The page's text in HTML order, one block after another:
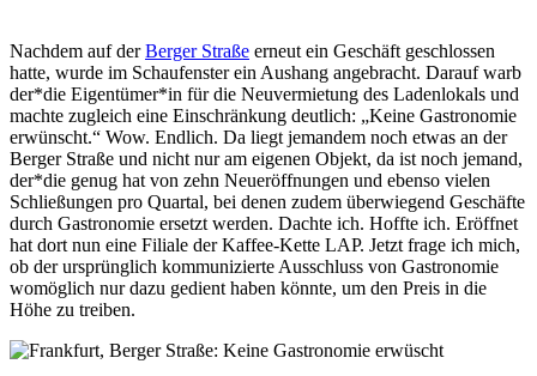
Nachdem auf derBerger Straße erneut ein Geschäft geschlossen
hatte, wurde im Schaufenster ein Aushang angebracht. Darauf warb
der*die Eigentümer*in für die Neuvermietung des Ladenlokals und
machte zugleich eine Einschränkung deutlich: „Keine Gastronomie
erwünscht.“ Wow. Endlich. Da liegt jemandem noch etwas an der
Berger Straße und nicht nur am eigenen Objekt, da ist noch jemand,
der*die genug hat von zehn Neueröffnungen und ebenso vielen
Schließungen pro Quartal, bei denen zudem überwiegend Geschäfte
durch Gastronomie ersetzt werden. Dachte ich. Hoffte ich. Eröffnet
hat dort nun eine Filiale der Kaffee-Kette LAP. Jetzt frage ich mich,
ob der ursprünglich kommunizierte Ausschluss von Gastronomie
womöglich nur dazu gedient haben könnte, um den Preis in die
Höhe zu treiben.